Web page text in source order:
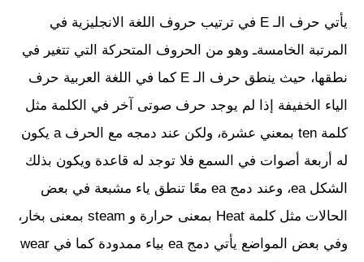
يأتي حرف الـ E في ترتيب حروف اللغة الانجليزية في
المرتبة الخامسةـ وهو من الحروف المتحركة التي تتغير في
نطقها، حيث ينطق حرف الـ E كما في اللغة العربية حرف
الياء الخفيفة إذا لم يوجد حرف صوتى آخر في الكلمة مثل
كلمة ten بمعني عشرة، ولكن عند دمجه مع الحرف a يكون
له أربعة أصوات في السمع فلا توجد له قاعدة ويكون بذلك
الشكل ea، وعند دمج ea معًا تنطق ياء مشبعة في بعض
الحالات مثل كلمة Heat بمعنى حرارة و steam بمعنى بخار،
وفي بعض المواضع يأتي دمج ea بياء ممدودة كما في wear